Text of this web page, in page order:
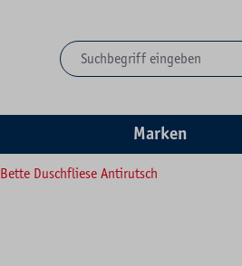
Marken
Bette Duschfliese Antirutsch